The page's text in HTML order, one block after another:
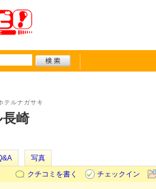
テルナガサキ
崎
写真
クチコミを書く
チェックイン